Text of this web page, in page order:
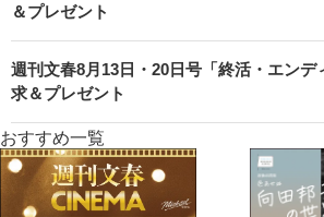
＆プレゼント
週刊文春8月13日・20日号「終活・エンデ
求＆プレゼント
おすすめ一覧